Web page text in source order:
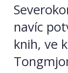
navíc
knih, ve